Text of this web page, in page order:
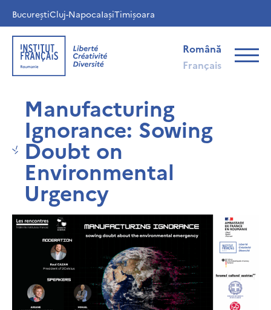
BucureștiCluj-NapocaIașiTimișoara
Română
Français
Manufacturing
Ignorance: Sowing
Doubt on
Environmental
Urgency